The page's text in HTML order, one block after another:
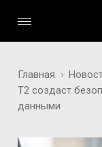
Главная
Т2 создаст
данными